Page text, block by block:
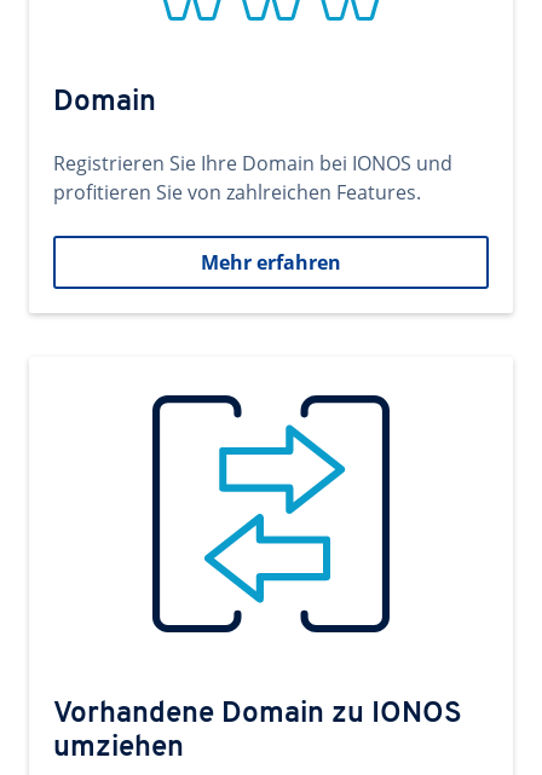
Domain
Registrieren Sie Ihre Domain bei IONOS und
profitieren Sie von zahlreichen Features.
Mehr erfahren
Vorhandene Domain zu IONOS
umziehen